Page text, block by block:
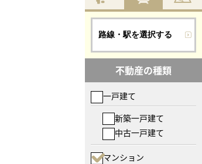
路線・駅を選択する
不動産の種類
一戸建て
新築一戸建て
中古一戸建て
マンション